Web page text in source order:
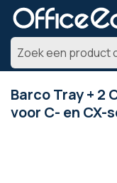
Barco Tray + 2
voor C- en CX-